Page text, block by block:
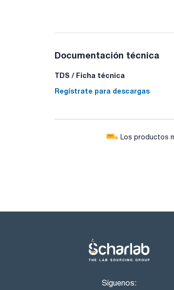
Documentación técnica
TDS / Ficha técnica
Regístrate para descargas
Los productos
Síguenos: